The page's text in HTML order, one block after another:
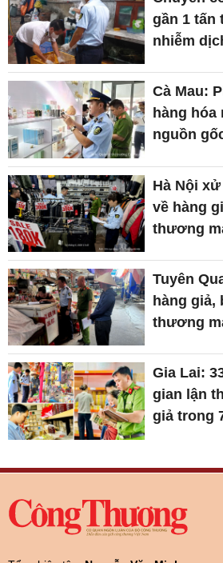
gần 1 tấn
nhiễm
Cà Mau:
hàng hóa
nguồn
Hà Nội
về hàng
thương
Tuyên
hàng giả,
thương
Gia Lai:
gian lận
giả trong